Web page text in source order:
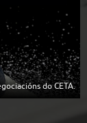
do CETA.